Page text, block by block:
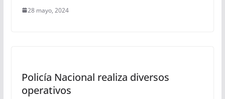
28 mayo, 2024
Policía Nacional realiza diversos
operativos